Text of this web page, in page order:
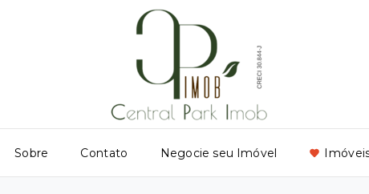
Sobre Contato Negocie seu Imóvel